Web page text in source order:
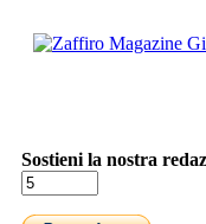
Sostieni la nostra